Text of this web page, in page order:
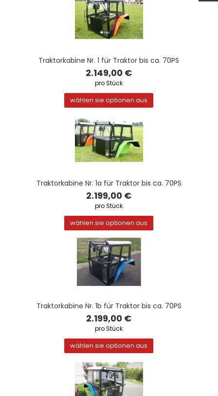
Traktorkabine Nr. 1 für Traktor bis ca. 70PS
2.149,00 €
pro Stück
wählen sie optionen aus
Traktorkabine Nr. 1a für Traktor bis ca. 70PS
2.199,00 €
pro Stück
wählen sie optionen aus
Traktorkabine Nr. 1b für Traktor bis ca. 70PS
2.199,00 €
pro Stück
wählen sie optionen aus